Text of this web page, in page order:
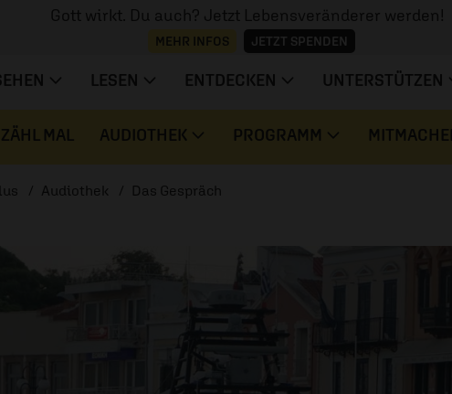
Gott wirkt. Du auch? Jetzt Lebensveränderer werden!
MEHR INFOS JETZT SPENDEN
LESEN ENTDECKEN UNTERSTÜTZEN
MAL AUDIOTHEK PROGRAMM
Audiothek Das Gespräch